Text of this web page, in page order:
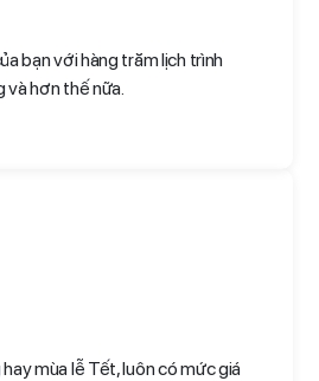
bạn với hàng trăm lịch trình
và hơn thế nữa.
mùa lễ Tết, luôn có mức giá